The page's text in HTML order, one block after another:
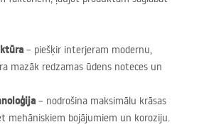
– piešķir interjeram modernu,
mazāk redzamas ūdens noteces un
– nodrošina maksimālu krāsas
mehāniskiem bojājumiem un koroziju.